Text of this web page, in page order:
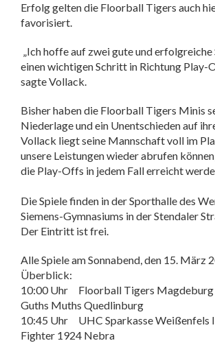
Erfolg gelten die Floorball Tigers auch
favorisiert.
„Ich hoffe auf zwei gute und erfolgreiche
einen wichtigen Schritt in Richtung Play-
sagte Vollack.
Bisher haben die Floorball Tigers Minis
Niederlage und ein Unentschieden auf
Vollack liegt seine Mannschaft voll im
unsere Leistungen wieder abrufen
die Play-Offs in jedem Fall erreicht
Die Spiele finden in der Sporthalle des
Siemens-Gymnasiums in der Stendaler
Der Eintritt ist frei.
Alle Spiele am Sonnabend, den 15. März
Überblick:
10:00 Uhr Floorball Tigers
Guths Muths Quedlinburg
10:45 Uhr UHC Sparkasse
Fighter 1924 Nebra